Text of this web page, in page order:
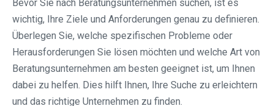
Bevor Sie nach Beratungsunternehmen suchen, ist es
wichtig, Ihre Ziele und Anforderungen genau zu definieren.
Überlegen Sie, welche spezifischen Probleme oder
Herausforderungen Sie lösen möchten und welche Art von
Beratungsunternehmen am besten geeignet ist, um Ihnen
dabei zu helfen. Dies hilft Ihnen, Ihre Suche zu erleichtern
und das richtige Unternehmen zu finden.